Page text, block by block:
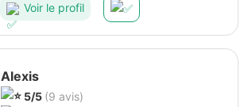
Voir le profil
Alexis
5/5 (9 avis)